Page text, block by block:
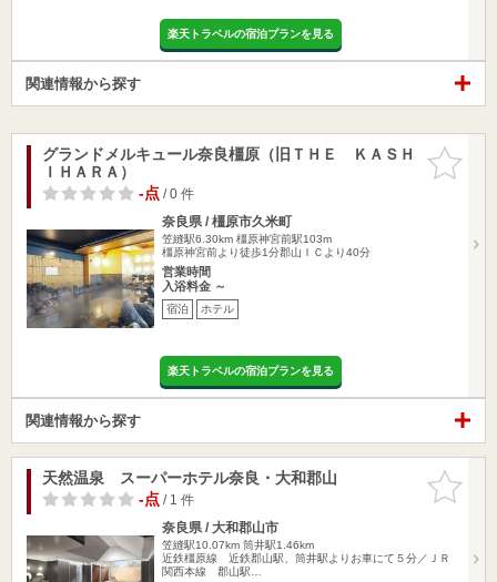
楽天トラベルの宿泊プランを見る
関連情報から探す
お気に入
りに追加
グランドメルキュール奈良橿原（旧ＴＨＥ ＫＡＳＨ
ＩＨＡＲＡ）
-点/ 0 件
奈良県 / 橿原市久米町
笠縫駅6.30km 橿原神宮前駅103m
橿原神宮前より徒歩1分郡山ＩＣより40分
営業時間
入浴料金 ～
宿泊 ホテル
楽天トラベルの宿泊プランを見る
関連情報から探す
お気に入
りに追加
天然温泉 スーパーホテル奈良・大和郡山
-点/ 1 件
奈良県 / 大和郡山市
笠縫駅10.07km 筒井駅1.46km
近鉄橿原線 近鉄郡山駅、筒井駅よりお車にて５分／ＪＲ
関西本線 郡山駅…